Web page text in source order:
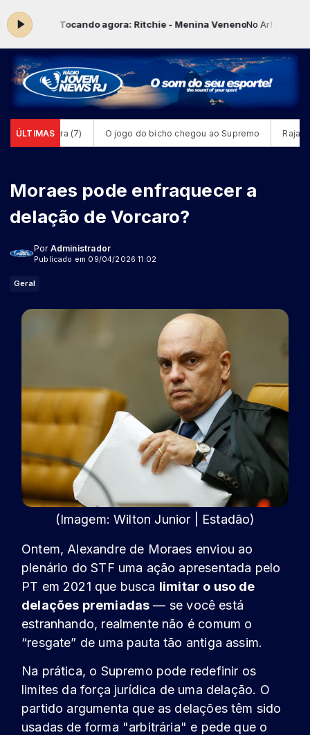
23:59 - Tocando agora: Ritchie - Menina VenenoNo Ar! Música
ÚLTIMAS
sexta-feira (7) O jogo do bicho chegou ao Supremo Rajadas
Moraes pode enfraquecer a
delação de Vorcaro?
Por Administrador
Publicado em 09/04/2026 11:02
Geral
(Imagem: Wilton Junior | Estadão)
Ontem, Alexandre de Moraes enviou ao
plenário do STF uma ação apresentada pelo
PT em 2021 que busca limitar o uso de
delações premiadas — se você está
estranhando, realmente não é comum o
“resgate” de uma pauta tão antiga assim.
Na prática, o Supremo pode redefinir os
limites da força jurídica de uma delação. O
partido argumenta que as delações têm sido
usadas de forma "arbitrária" e pede que o